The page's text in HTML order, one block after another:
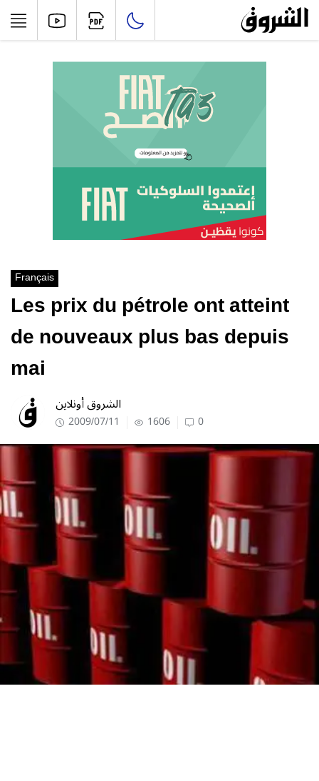
Français
Les prix du pétrole ont atteint
de nouveaux plus bas depuis
mai
الشروق أونلاين
2009/07/11 1606 0